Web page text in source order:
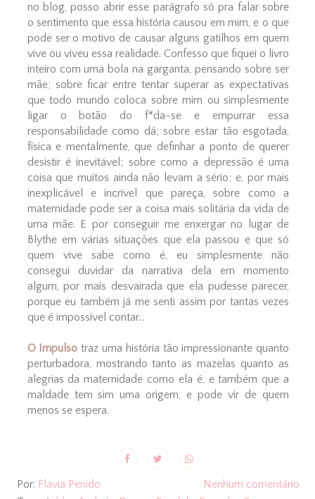
no blog, posso abrir esse parágrafo só pra falar sobre
o sentimento que essa história causou em mim, e o que
pode ser o motivo de causar alguns gatilhos em quem
vive ou viveu essa realidade. Confesso que fiquei o livro
inteiro com uma bola na garganta, pensando sobre ser
mãe; sobre ficar entre tentar superar as expectativas
que todo mundo coloca sobre mim ou simplesmente
ligar o botão do f*da-se e empurrar essa
responsabilidade como dá; sobre estar tão esgotada,
física e mentalmente, que definhar a ponto de querer
desistir é inevitável; sobre como a depressão é uma
coisa que muitos ainda não levam a sério; e, por mais
inexplicável e incrível que pareça, sobre como a
maternidade pode ser a coisa mais solitária da vida de
uma mãe. E por conseguir me enxergar no lugar de
Blythe em várias situações que ela passou e que só
quem vive sabe como é, eu simplesmente não
consegui duvidar da narrativa dela em momento
algum, por mais desvairada que ela pudesse parecer,
porque eu também já me senti assim por tantas vezes
que é impossível contar...
O Impulso traz uma história tão impressionante quanto
perturbadora, mostrando tanto as mazelas quanto as
alegrias da maternidade como ela é, e também que a
maldade tem sim uma origem, e pode vir de quem
menos se espera.
Por: Flavia Penido
Nenhum comentário